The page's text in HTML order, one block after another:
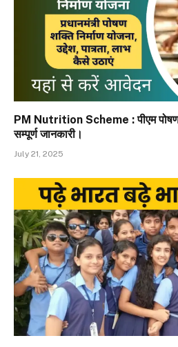
PM Nutrition Scheme : पीएम पोषण
सम्पूर्ण जानकारी।
July 21, 2025